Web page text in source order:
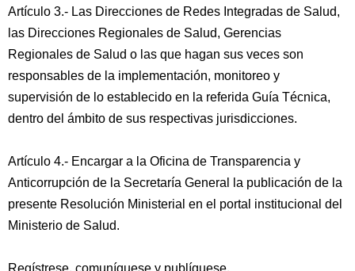
Artículo 3.- Las Direcciones de Redes Integradas de Salud,
las Direcciones Regionales de Salud, Gerencias
Regionales de Salud o las que hagan sus veces son
responsables de la implementación, monitoreo y
supervisión de lo establecido en la referida Guía Técnica,
dentro del ámbito de sus respectivas jurisdicciones.
Artículo 4.- Encargar a la Oficina de Transparencia y
Anticorrupción de la Secretaría General la publicación de la
presente Resolución Ministerial en el portal institucional del
Ministerio de Salud.
Regístrese, comuníquese y publíquese.